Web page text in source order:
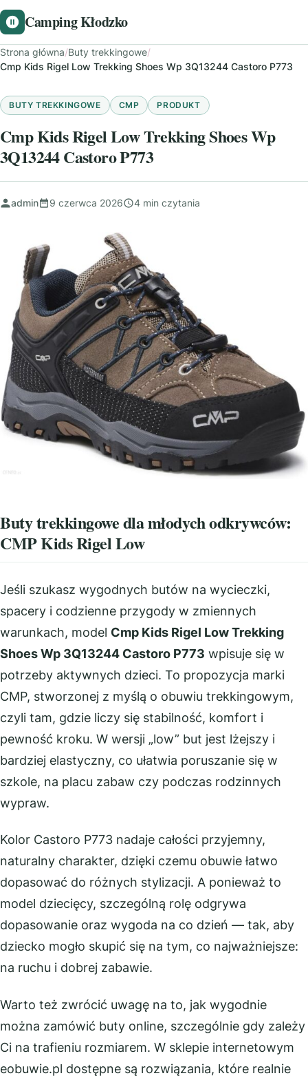
Camping Kłodzko
Strona główna/Buty trekkingowe/
Cmp Kids Rigel Low Trekking Shoes Wp 3Q13244 Castoro P773
BUTY TREKKINGOWE CMP PRODUKT
Cmp Kids Rigel Low Trekking Shoes Wp
3Q13244 Castoro P773
admin 9 czerwca 2026 4 min czytania
Buty trekkingowe dla młodych odkrywców:
CMP Kids Rigel Low
Jeśli szukasz wygodnych butów na wycieczki,
spacery i codzienne przygody w zmiennych
warunkach, model Cmp Kids Rigel Low Trekking
Shoes Wp 3Q13244 Castoro P773 wpisuje się w
potrzeby aktywnych dzieci. To propozycja marki
CMP, stworzonej z myślą o obuwiu trekkingowym,
czyli tam, gdzie liczy się stabilność, komfort i
pewność kroku. W wersji „low” but jest lżejszy i
bardziej elastyczny, co ułatwia poruszanie się w
szkole, na placu zabaw czy podczas rodzinnych
wypraw.
Kolor Castoro P773 nadaje całości przyjemny,
naturalny charakter, dzięki czemu obuwie łatwo
dopasować do różnych stylizacji. A ponieważ to
model dziecięcy, szczególną rolę odgrywa
dopasowanie oraz wygoda na co dzień — tak, aby
dziecko mogło skupić się na tym, co najważniejsze:
na ruchu i dobrej zabawie.
Warto też zwrócić uwagę na to, jak wygodnie
można zamówić buty online, szczególnie gdy zależy
Ci na trafieniu rozmiarem. W sklepie internetowym
eobuwie.pl dostępne są rozwiązania, które realnie